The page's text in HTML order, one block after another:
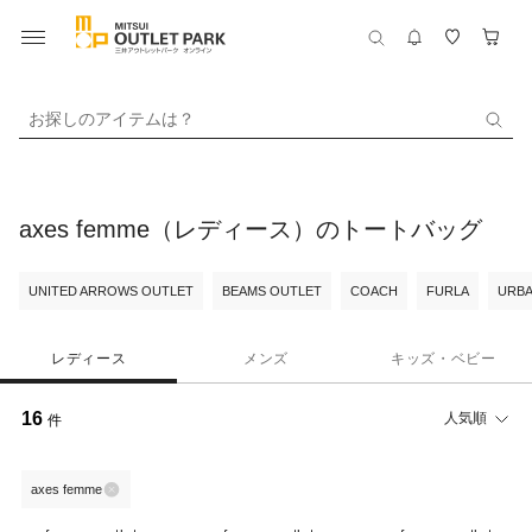
お探しのアイテムは？
axes femme（レディース）のトートバッグ
UNITED ARROWS OUTLET BEAMS OUTLET COACH FURLA
レディース メンズ キッズ・ベビー
16 件 人気順
axes femme